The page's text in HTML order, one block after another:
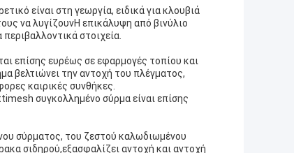
είναι στη γεωργία, ειδικά για κλουβιά
να λυγίζουνΗ επικάλυψη από βινύλιο
στοιχεία.
επίσης ευρέως σε εφαρμογές τοπίου και
βελτιώνει την αντοχή του πλέγματος,
καιρικές συνθήκες.
συγκολλημένο σύρμα είναι επίσης
σύρματος, του ζεστού καλωδιωμένου
σιδηρού,εξασφαλίζει αντοχή και αντοχή